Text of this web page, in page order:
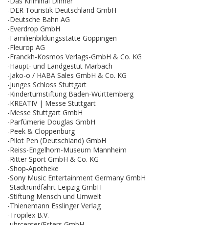
-DER Touristik Deutschland GmbH
-Deutsche Bahn AG
-Everdrop GmbH
-Familienbildungsstätte Göppingen
-Fleurop AG
-Franckh-Kosmos Verlags-GmbH & Co. KG
-Haupt- und Landgestüt Marbach
-Jako-o / HABA Sales GmbH & Co. KG
-Junges Schloss Stuttgart
-Kinderturnstiftung Baden-Württemberg
-KREATIV | Messe Stuttgart
-Messe Stuttgart GmbH
-Parfümerie Douglas GmbH
-Peek & Cloppenburg
-Pilot Pen (Deutschland) GmbH
-Reiss-Engelhorn-Museum Mannheim
-Ritter Sport GmbH & Co. KG
-Shop-Apotheke
-Sony Music Entertainment Germany GmbH
-Stadtrundfahrt Leipzig GmbH
-Stiftung Mensch und Umwelt
-Thienemann Esslinger Verlag
-Tropilex B.V.